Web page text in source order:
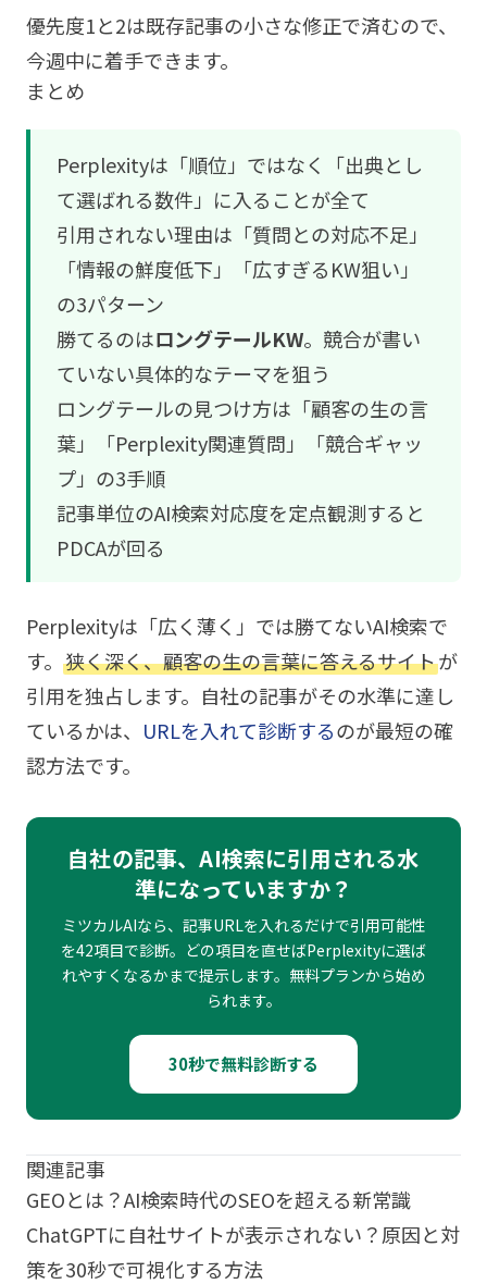
優先度1と2は既存記事の小さな修正で済むので、
今週中に着手できます。
まとめ
Perplexityは「順位」ではなく「出典とし
て選ばれる数件」に入ることが全て
引用されない理由は「質問との対応不足」
「情報の鮮度低下」「広すぎるKW狙い」
の3パターン
勝てるのはロングテールKW。競合が書い
ていない具体的なテーマを狙う
ロングテールの見つけ方は「顧客の生の言
葉」「Perplexity関連質問」「競合ギャッ
プ」の3手順
記事単位のAI検索対応度を定点観測すると
PDCAが回る
Perplexityは「広く薄く」では勝てないAI検索で
す。 狭く深く、顧客の生の言葉に答えるサイトが
引用を独占します。自社の記事がその水準に達し
ているかは、 URLを入れて診断するのが最短の確
認方法です。
自社の記事、AI検索に引用される水
準になっていますか？
ミツカルAIなら、記事URLを入れるだけで引用可能性
を42項目で診断。どの項目を直せばPerplexityに選ば
れやすくなるかまで提示します。無料プランから始め
られます。
30秒で無料診断する
関連記事
GEOとは？AI検索時代のSEOを超える新常識
ChatGPTに自社サイトが表示されない？原因と対
策を30秒で可視化する方法